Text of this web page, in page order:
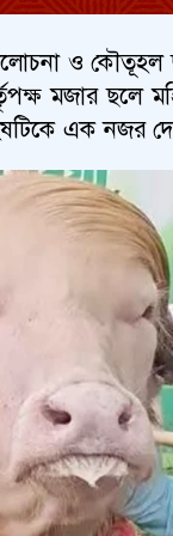
ও কৌতূহল
মজার
এক